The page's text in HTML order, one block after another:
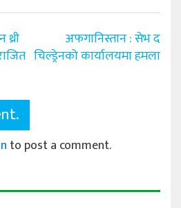
अफगानिस्तान : सेभ द
चिल्ड्रेनको कार्यालयमा हमला
to post a comment.